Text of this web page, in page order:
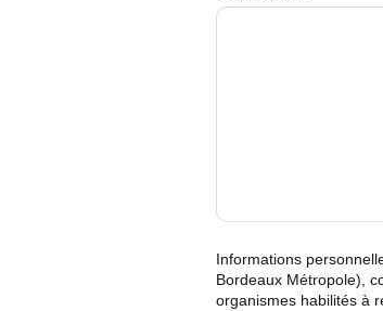
Informations
Bordeaux Métropole),
organismes habilités à